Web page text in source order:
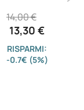
13,30 €
14,00 €
RISPARMI:
-0.7€ (5%)